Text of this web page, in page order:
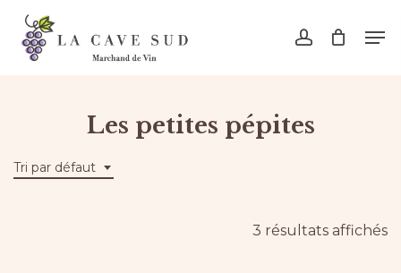
Skip
main
account
Les petites pépites
Tri par défaut
3 résultats affichés